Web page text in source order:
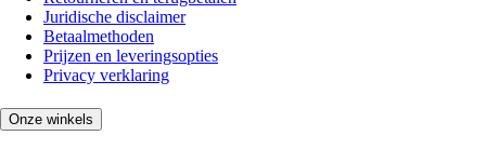
Juridische disclaimer
Betaalmethoden
Prijzen en leveringsopties
Privacy verklaring
Onze winkels